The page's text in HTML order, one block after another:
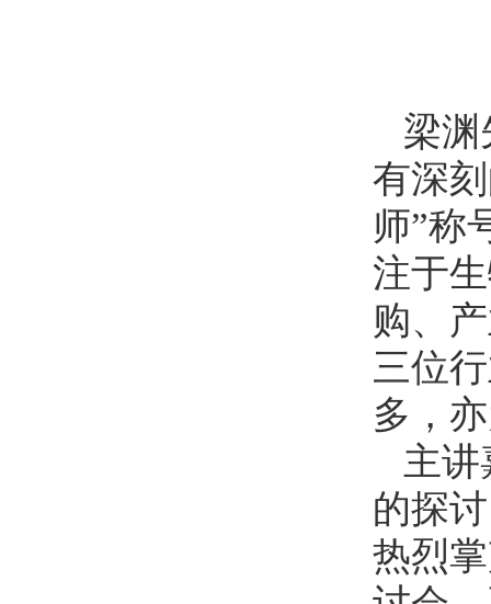
梁渊
有深
师”称
注于
购、
三位
多，
主讲
的探
热烈